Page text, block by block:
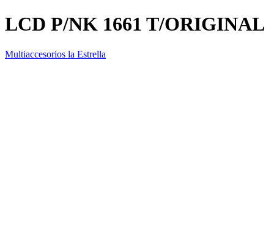
LCD P/NK 1661 T/ORIGINAL
Multiaccesorios la Estrella